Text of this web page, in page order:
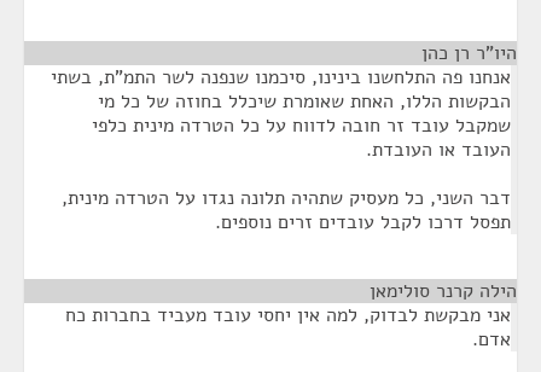
היו"ר רן כהן
אנחנו פה התלחשנו בינינו, סיכמנו שנפנה לשר התמ"ת, בשתי
הבקשות הללו, האחת שאומרת שיכלל בחוזה של כל מי
שמקבל עובד זר חובה לדווח על כל הטרדה מינית כלפי
העובד או העובדת.
דבר השני, כל מעסיק שתהיה תלונה נגדו על הטרדה מינית,
תפסל דרכו לקבל עובדים זרים נוספים.
הילה קרנר סולימאן
אני מבקשת לבדוק, למה אין יחסי עובד מעביד בחברות כח
אדם.